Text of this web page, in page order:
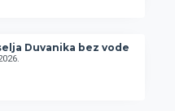
Duvanika bez vode